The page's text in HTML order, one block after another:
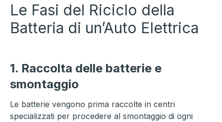
Le Fasi del Riciclo della
Batteria di un’Auto Elettrica
1. Raccolta delle batterie e
smontaggio
Le batterie vengono prima raccolte in centri
specializzati per procedere al smontaggio di ogni